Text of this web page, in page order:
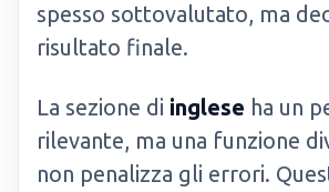
spesso sottovalutato, ma
risultato finale.
La sezione di inglese ha un
rilevante, ma una funzione
non penalizza gli errori.